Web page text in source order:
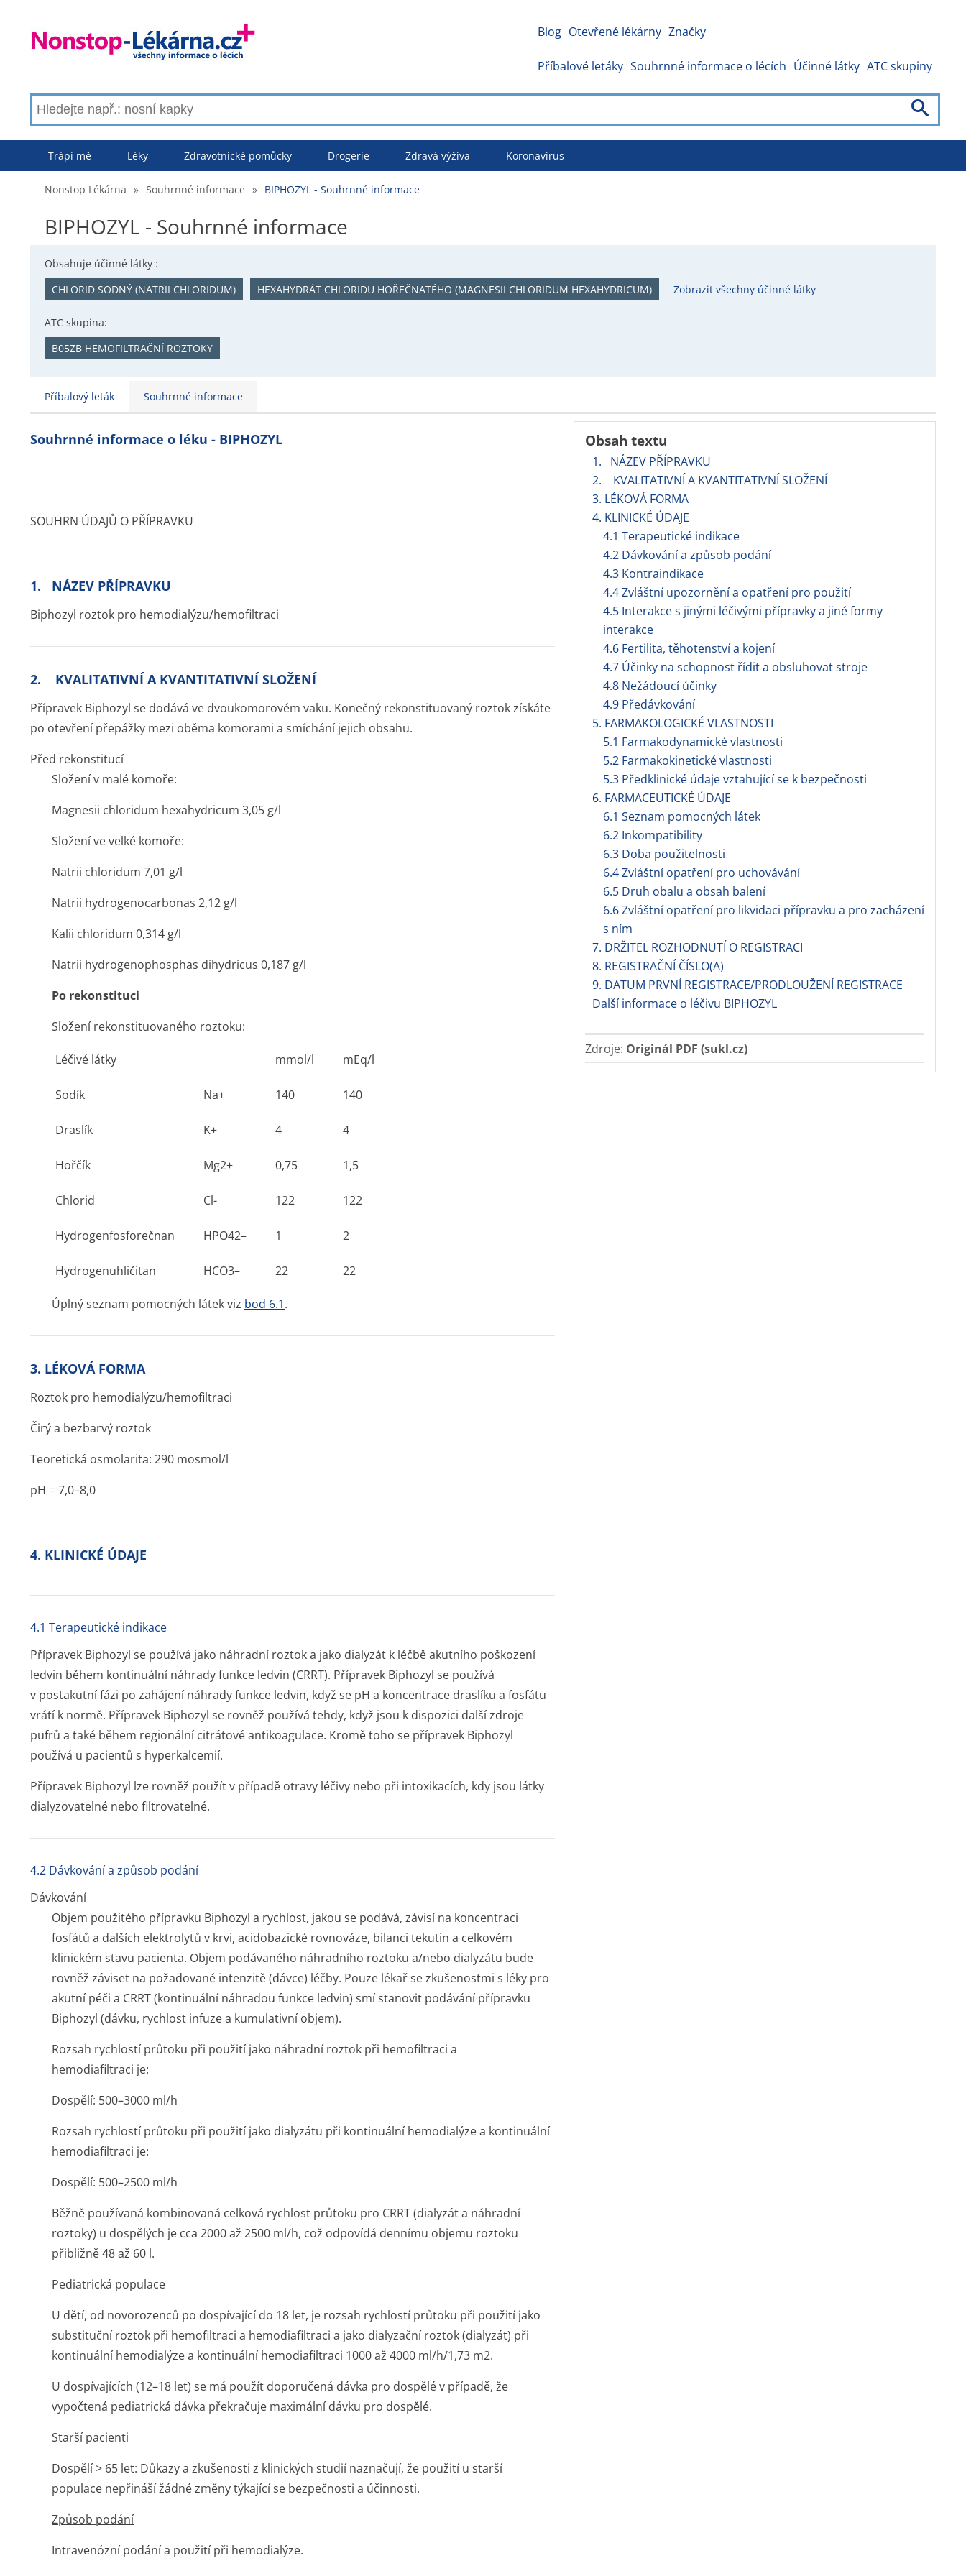
Blog Otevřené lékárny Značky
Příbalové letáky Souhrnné informace o lécích Účinné látky ATC skupiny
Trápí mě Léky Zdravotnické pomůcky Drogerie Zdravá výživa Koronavirus
Nonstop Lékárna » Souhrnné informace » BIPHOZYL - Souhrnné informace
BIPHOZYL - Souhrnné informace
Obsahuje účinné látky :
CHLORID SODNÝ (NATRII CHLORIDUM)
HEXAHYDRÁT CHLORIDU HOŘEČNATÉHO (MAGNESII CHLORIDUM HEXAHYDRICUM) Zobrazit všechny účinné látky
ATC skupina:
B05ZB HEMOFILTRAČNÍ ROZTOKY
Příbalový leták Souhrnné informace
Obsah textu
1. NÁZEV PŘÍPRAVKU
2. KVALITATIVNÍ A KVANTITATIVNÍ SLOŽENÍ
3. LÉKOVÁ FORMA
4. KLINICKÉ ÚDAJE
4.1 Terapeutické indikace
4.2 Dávkování a způsob podání
4.3 Kontraindikace
4.4 Zvláštní upozornění a opatření pro použití
4.5 Interakce s jinými léčivými přípravky a jiné formy
interakce
4.6 Fertilita, těhotenství a kojení
4.7 Účinky na schopnost řídit a obsluhovat stroje
4.8 Nežádoucí účinky
4.9 Předávkování
5. FARMAKOLOGICKÉ VLASTNOSTI
5.1 Farmakodynamické vlastnosti
5.2 Farmakokinetické vlastnosti
5.3 Předklinické údaje vztahující se k bezpečnosti
6. FARMACEUTICKÉ ÚDAJE
6.1 Seznam pomocných látek
6.2 Inkompatibility
6.3 Doba použitelnosti
6.4 Zvláštní opatření pro uchovávání
6.5 Druh obalu a obsah balení
6.6 Zvláštní opatření pro likvidaci přípravku a pro zacházení
s ním
7. DRŽITEL ROZHODNUTÍ O REGISTRACI
8. REGISTRAČNÍ ČÍSLO(A)
9. DATUM PRVNÍ REGISTRACE/PRODLOUŽENÍ REGISTRACE
Další informace o léčivu BIPHOZYL
Zdroje: Originál PDF (sukl.cz)
Souhrnné informace o léku - BIPHOZYL
SOUHRN ÚDAJŮ O PŘÍPRAVKU
1. NÁZEV PŘÍPRAVKU
Biphozyl roztok pro hemodialýzu/he­mofiltraci
2. KVALITATIVNÍ A KVANTITATIVNÍ SLOŽENÍ
Přípravek Biphozyl se dodává ve dvoukomorovém vaku. Konečný rekonstituovaný roztok získáte
po otevření přepážky mezi oběma komorami a smíchání jejich obsahu.
Před rekonstitucí
Složení v malé komoře:
Magnesii chloridum hexahydricum 3,05 g/l
Složení ve velké komoře:
Natrii chloridum 7,01 g/l
Natrii hydrogenocarbonas 2,12 g/l
Kalii chloridum 0,314 g/l
Natrii hydrogenophosphas dihydricus 0,187 g/l
Po rekonstituci
Složení rekonstituovaného roztoku:
Léčivé látky mmol/l mEq/l
Sodík Na+ 140 140
Draslík K+ 4 4
Hořčík Mg2+ 0,75 1,5
Chlorid Cl- 122 122
Hydrogenfosforečnan HPO42– 1 2
Hydrogenuhličitan HCO3– 22 22
Úplný seznam pomocných látek viz bod 6.1.
3. LÉKOVÁ FORMA
Roztok pro hemodialýzu/he­mofiltraci
Čirý a bezbarvý roztok
Teoretická osmolarita: 290 mosmol/l
pH = 7,0–8,0
4. KLINICKÉ ÚDAJE
4.1 Terapeutické indikace
Přípravek Biphozyl se používá jako náhradní roztok a jako dialyzát k léčbě akutního poškození
ledvin během kontinuální náhrady funkce ledvin (CRRT). Přípravek Biphozyl se používá
v postakutní fázi po zahájení náhrady funkce ledvin, když se pH a koncentrace draslíku a fosfátu
vrátí k normě. Přípravek Biphozyl se rovněž používá tehdy, když jsou k dispozici další zdroje
pufrů a také během regionální citrátové antikoagulace. Kromě toho se přípravek Biphozyl
používá u pacientů s hyperkalcemií.
Přípravek Biphozyl lze rovněž použít v případě otravy léčivy nebo při intoxikacích, kdy jsou látky
dialyzovatelné nebo filtrovatelné.
4.2 Dávkování a způsob podání
Dávkování
Objem použitého přípravku Biphozyl a rychlost, jakou se podává, závisí na koncentraci
fosfátů a dalších elektrolytů v krvi, acidobazické rovnováze, bilanci tekutin a celkovém
klinickém stavu pacienta. Objem podávaného náhradního roztoku a/nebo dialyzátu bude
rovněž záviset na požadované intenzitě (dávce) léčby. Pouze lékař se zkušenostmi s léky pro
akutní péči a CRRT (kontinuální náhradou funkce ledvin) smí stanovit podávání přípravku
Biphozyl (dávku, rychlost infuze a kumulativní objem).
Rozsah rychlostí průtoku při použití jako náhradní roztok při hemofiltraci a
hemodiafiltraci je:
Dospělí: 500–3000 ml/h
Rozsah rychlostí průtoku při použití jako dialyzátu při kontinuální hemodialýze a kontinuální
hemodiafiltraci je:
Dospělí: 500–2500 ml/h
Běžně používaná kombinovaná celková rychlost průtoku pro CRRT (dialyzát a náhradní
roztoky) u dospělých je cca 2000 až 2500 ml/h, což odpovídá dennímu objemu roztoku
přibližně 48 až 60 l.
Pediatrická populace
U dětí, od novorozenců po dospívající do 18 let, je rozsah rychlostí průtoku při použití jako
substituční roztok při hemofiltraci a hemodiafiltraci a jako dialyzační roztok (dialyzát) při
kontinuální hemodialýze a kontinuální hemodiafiltraci 1000 až 4000 ml/h/1,73 m2.
U dospívajících (12–18 let) se má použít doporučená dávka pro dospělé v případě, že
vypočtená pediatrická dávka překračuje maximální dávku pro dospělé.
Starší pacienti
Dospělí > 65 let: Důkazy a zkušenosti z klinických studií naznačují, že použití u starší
populace nepřináší žádné změny týkající se bezpečnosti a účinnosti.
Způsob podání
Intravenózní podání a použití při hemodialýze.